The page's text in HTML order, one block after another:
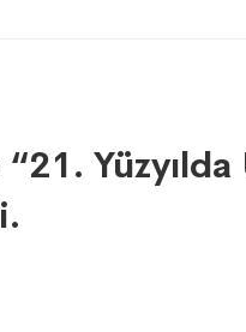
Yüzyılda